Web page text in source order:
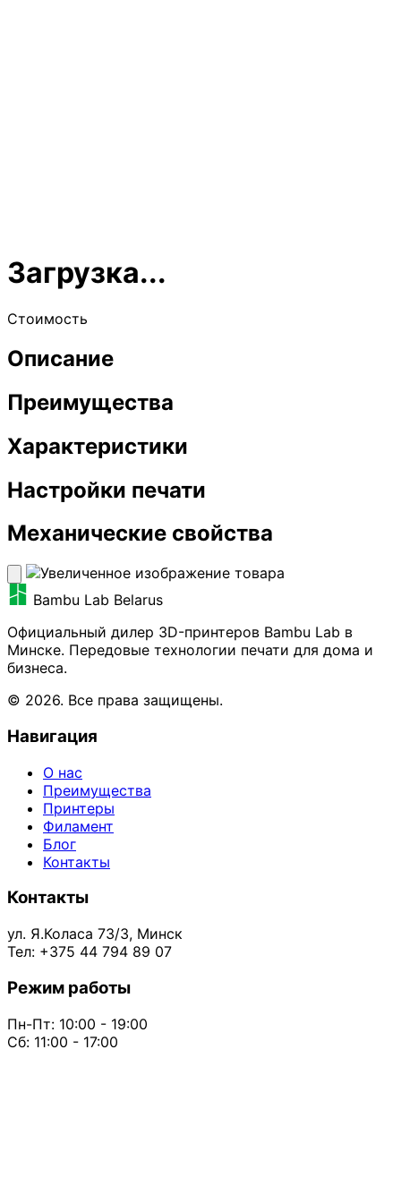
Загрузка...
Стоимость
Описание
Преимущества
Характеристики
Настройки печати
Механические свойства
Bambu Lab Belarus
Официальный дилер 3D-принтеров Bambu Lab в
Минске. Передовые технологии печати для дома и
бизнеса.
© 2026. Все права защищены.
Навигация
О нас
Преимущества
Принтеры
Филамент
Блог
Контакты
Контакты
ул. Я.Коласа 73/3, Минск
Тел: +375 44 794 89 07
Режим работы
Пн-Пт: 10:00 - 19:00
Сб: 11:00 - 17:00